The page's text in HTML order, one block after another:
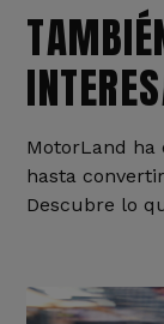
MotorLand ha
hasta
Descubre lo